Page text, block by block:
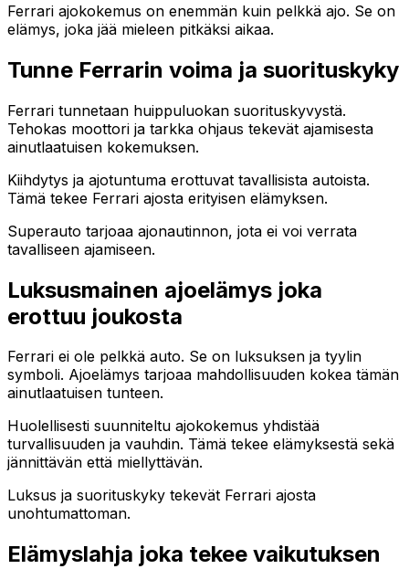
Ferrari ajokokemus on enemmän kuin pelkkä ajo. Se on
elämys, joka jää mieleen pitkäksi aikaa.
Tunne Ferrarin voima ja suorituskyky
Ferrari tunnetaan huippuluokan suorituskyvystä.
Tehokas moottori ja tarkka ohjaus tekevät ajamisesta
ainutlaatuisen kokemuksen.
Kiihdytys ja ajotuntuma erottuvat tavallisista autoista.
Tämä tekee Ferrari ajosta erityisen elämyksen.
Superauto tarjoaa ajonautinnon, jota ei voi verrata
tavalliseen ajamiseen.
Luksusmainen ajoelämys joka
erottuu joukosta
Ferrari ei ole pelkkä auto. Se on luksuksen ja tyylin
symboli. Ajoelämys tarjoaa mahdollisuuden kokea tämän
ainutlaatuisen tunteen.
Huolellisesti suunniteltu ajokokemus yhdistää
turvallisuuden ja vauhdin. Tämä tekee elämyksestä sekä
jännittävän että miellyttävän.
Luksus ja suorituskyky tekevät Ferrari ajosta
unohtumattoman.
Elämyslahja joka tekee vaikutuksen